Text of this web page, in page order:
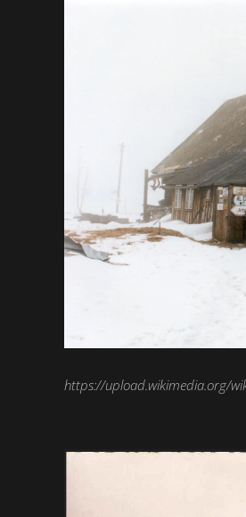
https://upload.wikimedia.org/